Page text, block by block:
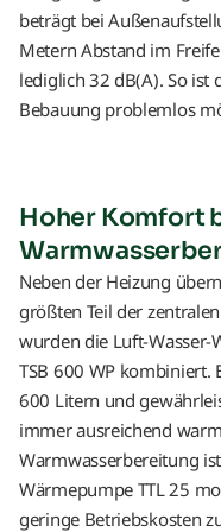
beträgt bei
Metern Abstand im
lediglich 32 dB(A). So ist
Bebauung problemlos
Hoher Komfort
Neben der Heizung
größten Teil der
wurden die Luft-
TSB 600 WP kombiniert.
600 Litern und
immer ausreichend
Warmwasserbereitung
Wärmepumpe TTL 25
geringe Betriebskosten